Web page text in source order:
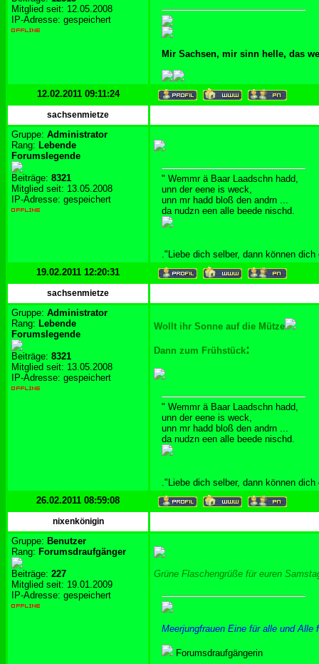
Mitglied seit: 12.05.2008
IP-Adresse: gespeichert
Mir Sachsen, mir sinn helle, das
12.02.2011 09:11:24
sachsenmietze
Gruppe: Administrator
Rang: Lebende
Forumslegende
Beiträge: 8321
Mitglied seit: 13.05.2008
IP-Adresse: gespeichert
" Wemmr ä Baar Laadschn hadd,
unn der eene is weck,
unn mr hadd bloß den andrn ...
da nudzn een alle beede nischd.
."Liebe dich selber, dann können dich
19.02.2011 12:20:31
sachsenmietze
Gruppe: Administrator
Rang: Lebende
Forumslegende
Beiträge: 8321
Mitglied seit: 13.05.2008
IP-Adresse: gespeichert
Wollt ihr Sonne auf die Mütze
Dann zum Frühstück:
" Wemmr ä Baar Laadschn hadd,
unn der eene is weck,
unn mr hadd bloß den andrn ...
da nudzn een alle beede nischd.
."Liebe dich selber, dann können dich
26.02.2011 08:59:08
nixenkönigin
Gruppe: Benutzer
Rang: Forumsdraufgänger
Beiträge: 227
Mitglied seit: 19.01.2009
IP-Adresse: gespeichert
Grüne Flaschengrüße für euren
Meerjungfrauen Eine für alle und Alle
Forumsdraufgängerin